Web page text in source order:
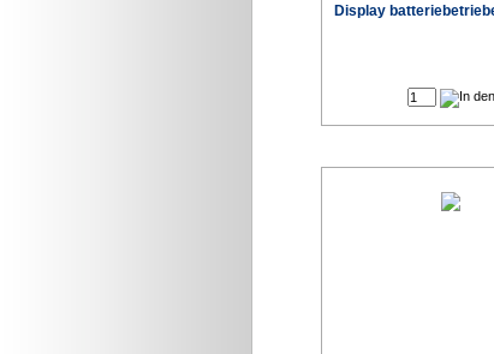
Display